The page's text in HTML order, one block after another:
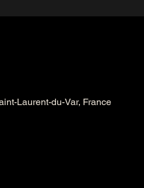
Laurent-du-Var, France